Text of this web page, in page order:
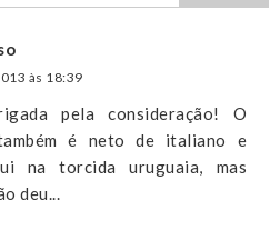
às 18:39
pela consideração! O
é neto de italiano e
na torcida uruguaia, mas
deu...